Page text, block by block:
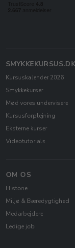
SMYKKEKURSUS.DK
Kursuskalender 2026
Smykkekurser
Mød vores undervisere
Kursusforplejning
Eksterne kurser
Videotutorials
OM OS
Historie
Miljø & Bæredygtighed
Medarbejdere
Ledige job